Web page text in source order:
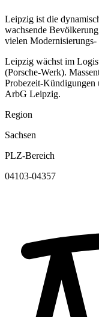
Leipzig ist die
wachsende
vielen
Leipzig wächst im
(Porsche-Werk).
Probezeit-Kündigungen
ArbG Leipzig.
Region
Sachsen
PLZ-Bereich
04103-04357